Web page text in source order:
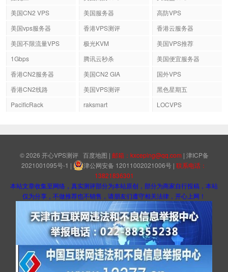
美国CN2 VPS
美国服务器
高防VPS
美国vps服务器
香港VPS测评
香港云服务器
美国不限流量VPS
极光KVM
美国VPS推荐
1Gbps
腾讯云秒杀
美国便宜服务器
香港CN2服务器
美国CN2 GIA
国外VPS
香港CN2线路
美国VPS测评
黑色星期五
PacificRack
raksmart LOCVPS
© 2026 开心VPS测评 百度地图 | 邮箱：kxceping@qq.com | 津ICP备
2021001095号-1 | 津公网安备 12011002021006号 | 联系电话：
13821836301
本站文章收集至网络，真实测评部分为本站原创，部分为商家自行投稿，本站
仅为分享，不做推荐也不销售，请朋友们遵守相关法律，开心上网！